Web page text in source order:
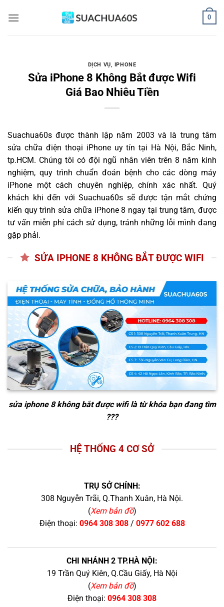
qua
0
DỊCH VỤ, IPHONE
Sửa iPhone 8 Không Bắt được Wifi
Giá Bao Nhiêu Tiền
Suachua60s được thành lập năm 2003 và là trung tâm
sửa chữa điện thoại iPhone uy tín tại Hà Nội, Bắc Ninh,
tp.HCM. Chúng tôi có đội ngũ nhân viên trên 8 năm kinh
nghiệm, quy trình chuẩn đoán bệnh cho các dòng máy
iPhone một cách chuyên nghiệp, chính xác nhất. Quý
khách khi đến với Suachua60s sẽ được tận mắt chứng
kiến quy trình sửa chữa iPhone 8 ngay tại trung tâm, được
tư vấn miễn phí cách sử dụng, tránh những lỗi mình đang
gặp phải.
SỬA IPHONE 8 KHÔNG BẮT ĐƯỢC WIFI
sửa iphone 8 không bắt được wifilà từ khóa bạn đang tìm
???
HỆ THỐNG 4 CƠ SỞ
TRỤ SỞ CHÍNH:
308 Nguyễn Trãi, Q.Thanh Xuân, Hà Nội.
(Xem bản đồ)
Điện thoại: 0964 308 308/ 0977 602 688
CHI NHÁNH 2 TP.HÀ NỘI:
19 Trần Quý Kiên, Q.Cầu Giấy, Hà Nội
(Xem bản đồ)
Điện thoại: 0964 308 308